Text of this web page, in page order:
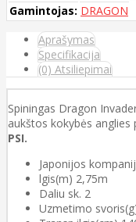
Gamintojas: DRAGON
Aprašymas
Specifikacija
(0) Atsiliepimai
Spiningas Dragon
aukštos kokybės anglies
PSI.
Japonijos
lgis(m) 2,75m
Daliu sk. 2
Uzmetimo